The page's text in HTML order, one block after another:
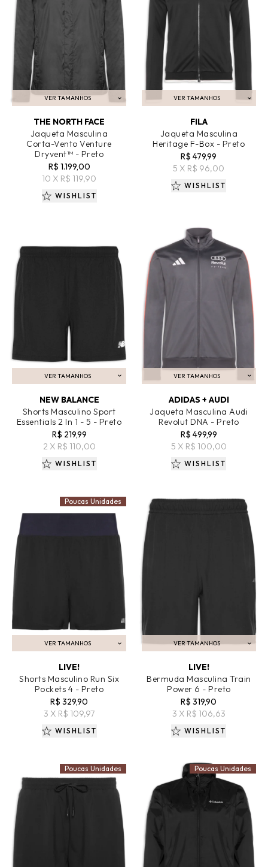
VER TAMANHOS
ADICIONAR AO CARRINHO
THE NORTH FACE
Jaqueta Masculina
Corta-Vento Venture
Dryvent™ - Preto
R$ 1.199,00
10 X R$ 119,90
WISHLIST
VER TAMANHOS
ADICIONAR AO CARRINHO
FILA
Jaqueta Masculina
Heritage F-Box - Preto
R$ 479,99
5 X R$ 96,00
WISHLIST
VER TAMANHOS
ADICIONAR AO CARRINHO
NEW BALANCE
Shorts Masculino Sport
Essentials 2 In 1 - 5 - Preto
R$ 219,99
2 X R$ 110,00
WISHLIST
VER TAMANHOS
ADICIONAR AO CARRINHO
ADIDAS + AUDI
Jaqueta Masculina Audi
Revolut DNA - Preto
R$ 499,99
5 X R$ 100,00
WISHLIST
VER TAMANHOS
ADICIONAR AO CARRINHO
LIVE!
Shorts Masculino Run Six
Pockets 4 - Preto
R$ 329,90
3 X R$ 109,97
Poucas Unidades
WISHLIST
VER TAMANHOS
ADICIONAR AO CARRINHO
LIVE!
Bermuda Masculina Train
Power 6 - Preto
R$ 319,90
3 X R$ 106,63
WISHLIST
Poucas Unidades Poucas Unidades